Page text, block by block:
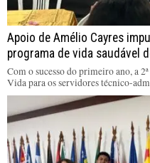
Apoio de Amélio Cayres
programa de vida saudável
Com o sucesso do primeiro ano, a
Vida para os servidores técnico-